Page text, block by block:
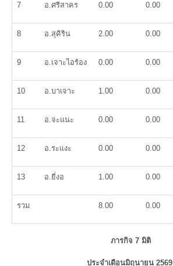
7 อ.ศรีสาคร 0.00 0.00
8 อ.สุคิริน 2.00 0.00
9 อ.เจาะไอร้อง 0.00 0.00
10 อ.บาเจาะ 1.00 0.00
11 อ.จะแนะ 0.00 0.00
12 อ.ระแงะ 0.00 0.00
13 อ.ยี่งอ 1.00 0.00
รวม 8.00 0.00
ภารกิจ 7 มิติ
ประจำเดือนมิถุนายน 2569